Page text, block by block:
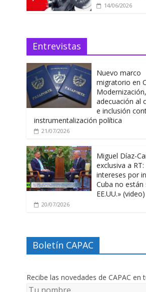
14/06/2026
Entrevistas
Nuevo marco
migratorio en
Modernización,
adecuación al
e inclusión
instrumentalización política
21/07/2026
Miguel Díaz-
exclusiva a RT:
intereses por
Cuba no están
EE.UU.» (video)
20/07/2026
Boletín CAPAC
Recibe las novedades de CAPAC en